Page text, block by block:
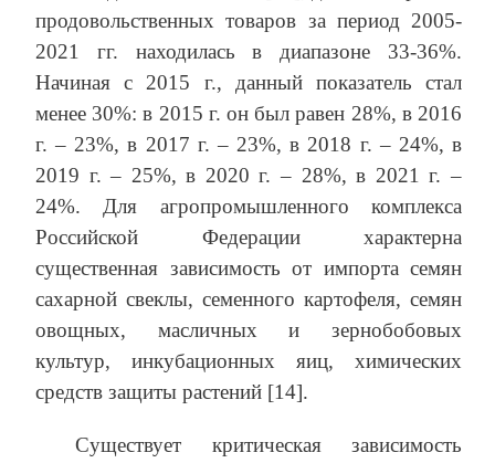
продовольственных товаров за период 2005-
2021 гг. находилась в диапазоне 33-36%.
Начиная с 2015 г., данный показатель стал
менее 30%: в 2015 г. он был равен 28%, в 2016
г. – 23%, в 2017 г. – 23%, в 2018 г. – 24%, в
2019 г. – 25%, в 2020 г. – 28%, в 2021 г. –
24%. Для агропромышленного комплекса
Российской Федерации характерна
существенная зависимость от импорта семян
сахарной свеклы, семенного картофеля, семян
овощных, масличных и зернобобовых
культур, инкубационных яиц, химических
средств защиты растений [14].
Существует критическая зависимость